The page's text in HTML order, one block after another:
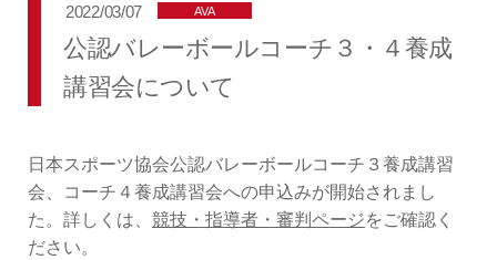
中学校
OPERATION
競技・指導者・審判
ASSOCIATION
2022/03/07 AVA
公認バレーボールコーチ３・４養成
講習会について
日本スポーツ協会公認バレーボールコーチ３養成講習
会、コーチ４養成講習会への申込みが開始されまし
た。詳しくは、 競技・指導者・審判ページをご確認く
ださい。